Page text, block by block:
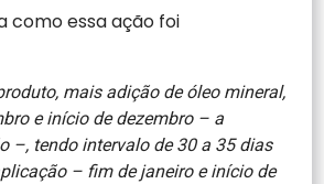
como essa ação foi
mais adição de óleo mineral,
e início de dezembro – a
–, tendo intervalo de 30 a 35 dias
– fim de janeiro e início de